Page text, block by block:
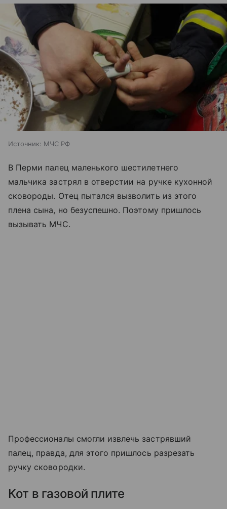
Источник: МЧС РФ
В Перми палец маленького шестилетнего
мальчика застрял в отверстии на ручке кухонной
сковороды. Отец пытался вызволить из этого
плена сына, но безуспешно. Поэтому пришлось
вызывать МЧС.
Профессионалы смогли извлечь застрявший
палец, правда, для этого пришлось разрезать
ручку сковородки.
Кот в газовой плите